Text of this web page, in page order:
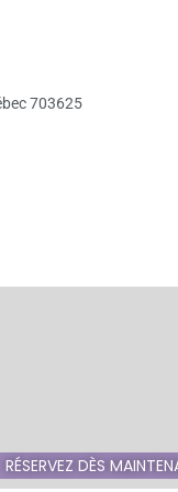
703625
RÉSERVEZ DÈS